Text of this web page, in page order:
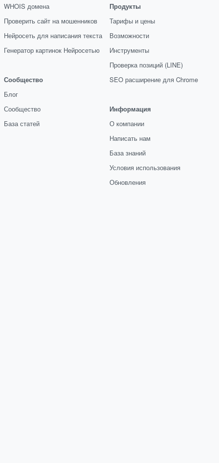
WHOIS домена
Проверить сайт на мошенников
Нейросеть для написания текста
Генератор картинок Нейросетью
Сообщество
Блог
Сообщество
База статей
Продукты
Тарифы и цены
Возможности
Инструменты
Проверка позиций (LINE)
SEO расширение для Chrome
Информация
О компании
Написать нам
База знаний
Условия использования
Обновления